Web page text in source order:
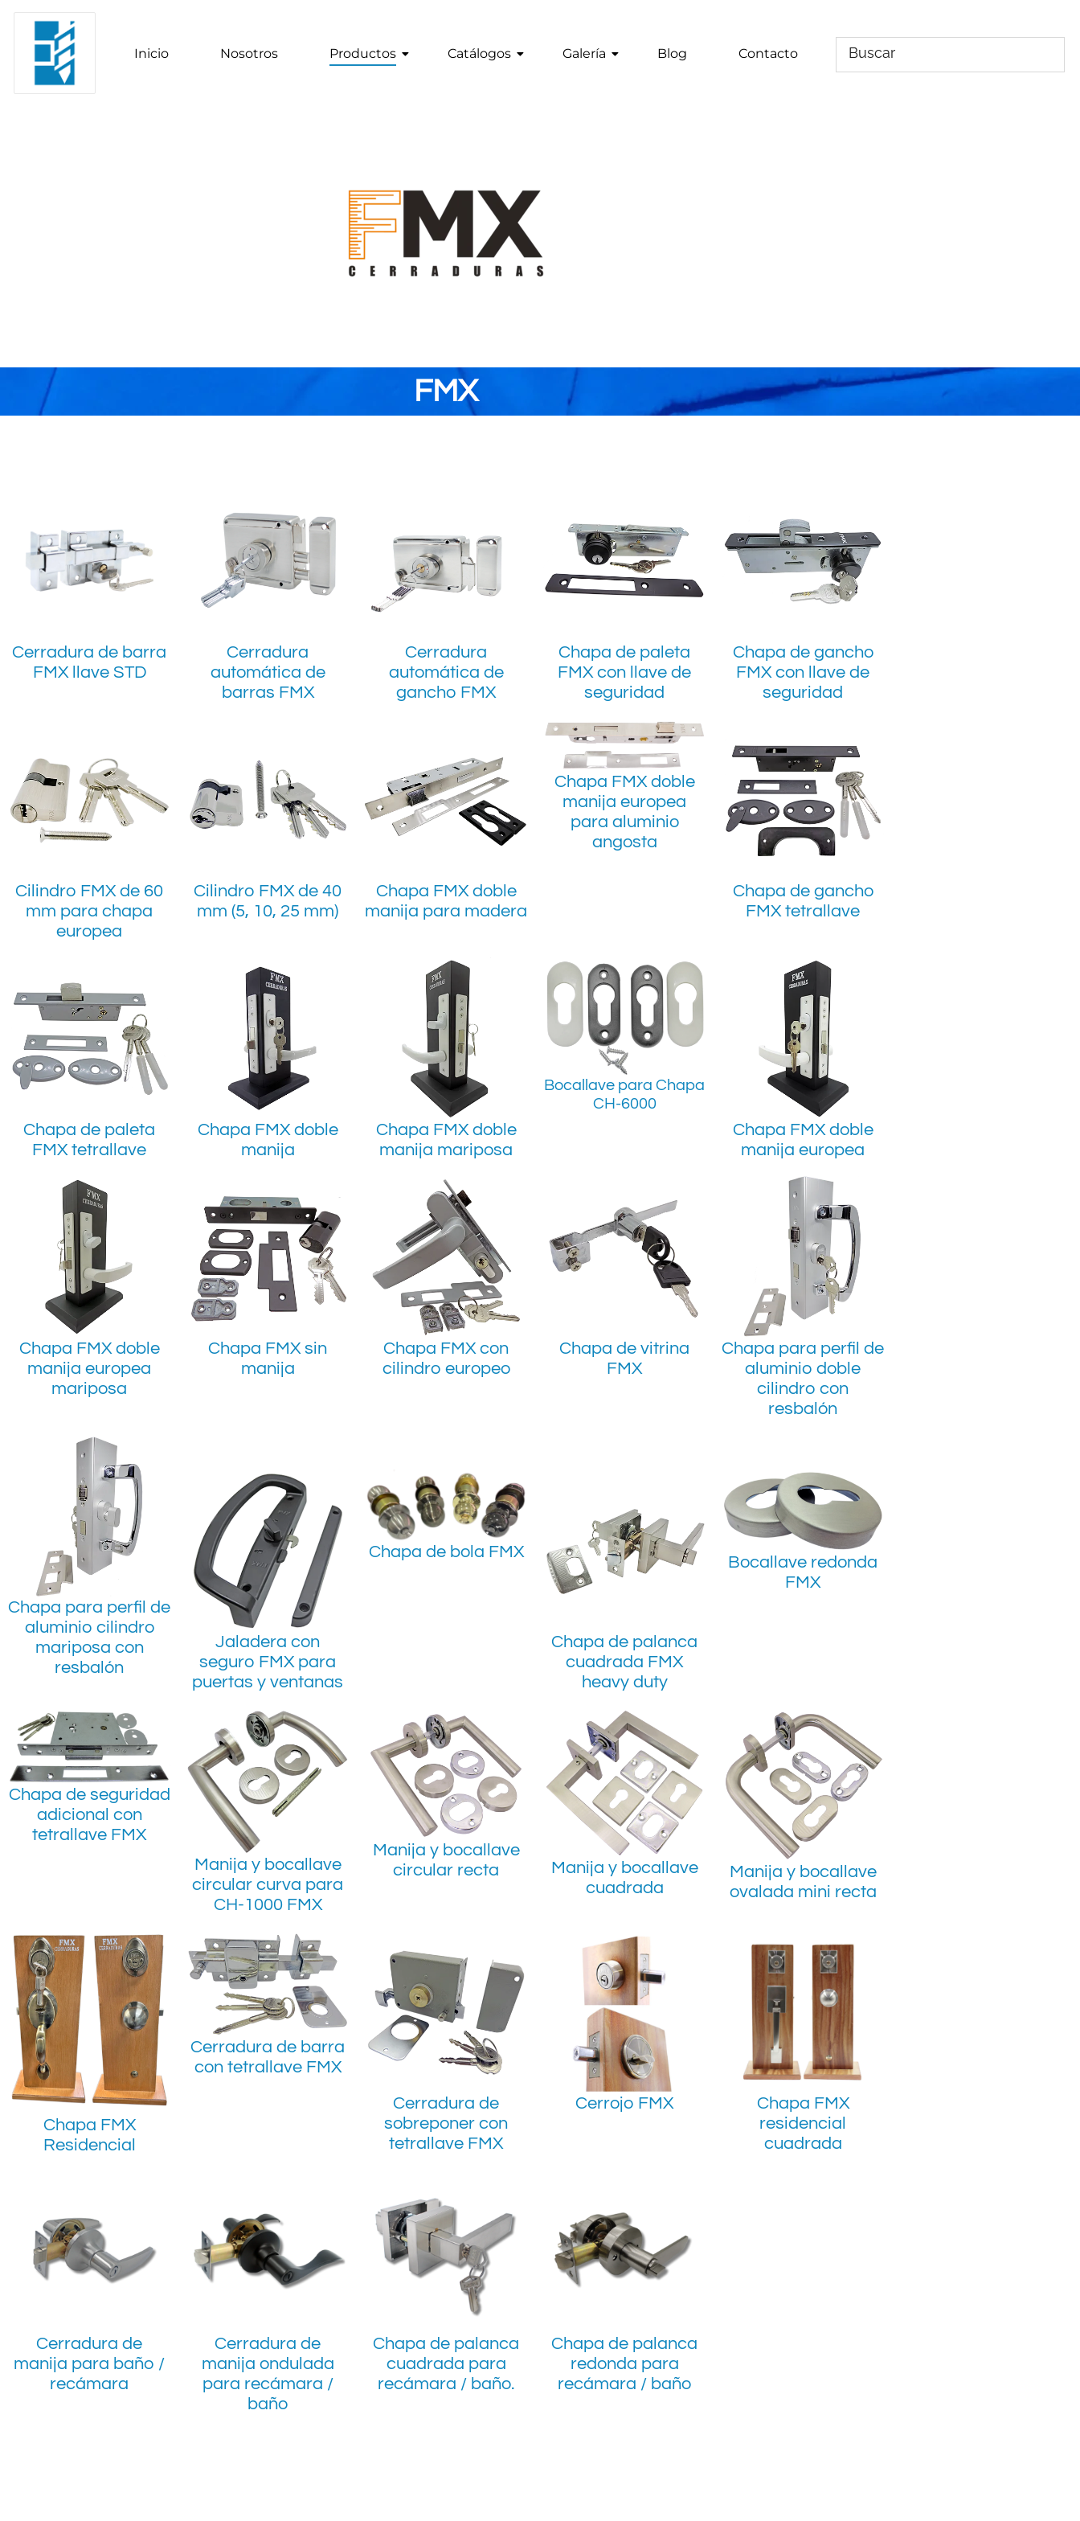
Inicio Nosotros Productos Catálogos Galería Blog Contacto
FMX
Cerradura de barra
FMX llave STD
Cerradura
automática de
barras FMX
Cerradura
automática de
gancho FMX
Chapa de paleta
FMX con llave de
seguridad
Chapa de gancho
FMX con llave de
seguridad
Cilindro FMX de 60
mm para chapa
europea
Cilindro FMX de 40
mm (5, 10, 25 mm)
Chapa FMX doble
manija para madera
Chapa FMX doble
manija europea
para aluminio
angosta
Chapa de gancho
FMX tetrallave
Chapa de paleta
FMX tetrallave
Chapa FMX doble
manija
Chapa FMX doble
manija mariposa
Bocallave para Chapa
CH-6000
Chapa FMX doble
manija europea
Chapa FMX doble
manija europea
mariposa
Chapa FMX sin
manija
Chapa FMX con
cilindro europeo
Chapa de vitrina
FMX
Chapa para perfil de
aluminio doble
cilindro con
resbalón
Chapa para perfil de
aluminio cilindro
mariposa con
resbalón
Jaladera con
seguro FMX para
puertas y ventanas
Chapa de bola FMX
Chapa de palanca
cuadrada FMX
heavy duty
Bocallave redonda
FMX
Chapa de seguridad
adicional con
tetrallave FMX
Manija y bocallave
circular curva para
CH-1000 FMX
Manija y bocallave
circular recta
Manija y bocallave
cuadrada
Manija y bocallave
ovalada mini recta
Chapa FMX
Residencial
Cerradura de barra
con tetrallave FMX
Cerradura de
sobreponer con
tetrallave FMX
Cerrojo FMX
Chapa FMX
residencial
cuadrada
Cerradura de
manija para baño /
recámara
Cerradura de
manija ondulada
para recámara /
baño
Chapa de palanca
cuadrada para
recámara / baño.
Chapa de palanca
redonda para
recámara / baño